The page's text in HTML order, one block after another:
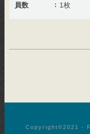
員数 1枚
Copyright©︎2021 -